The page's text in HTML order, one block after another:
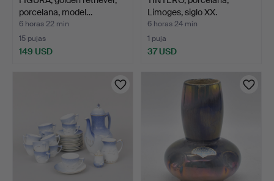
porcelana, model…
6 horas 22 min
15 pujas
149 USD
Limoges, siglo XX.
6 horas 24 min
1 puja
37 USD